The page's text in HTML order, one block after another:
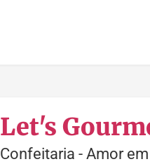
Let's
Confeitaria - Amor